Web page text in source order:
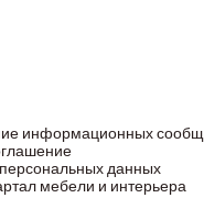
мебели и интерьера
информационных
данных